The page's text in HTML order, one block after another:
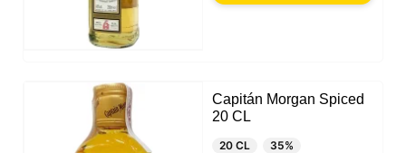
Capitán Morgan Spiced
20 CL
20 CL 35%